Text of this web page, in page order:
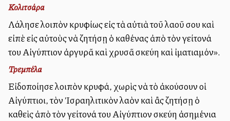
Κολιτσάρα
Λάλησε λοιπὸν κρυφίως εἰς τὰ αὐτιὰ τοῦ λαοῦ σου καὶ
εἰπὲ εἰς αὐτοὺς νὰ ζητήσῃ ὁ καθένας ἀπὸ τὸν γείτονά
του Αἰγύπτιον ἀργυρᾶ καὶ χρυσᾶ σκεύη καὶ ἰματιαμόν».
Τρεμπέλα
Εἰδοποίησε λοιπὸν κρυφά, χωρὶς νὰ τὸ ἀκούσουν οἱ
Αἰγύπτιοι, τὸν Ἰσραηλιτικὸν λαὸν καὶ ἂς ζητήσῃ ὁ
καθεὶς ἀπὸ τὸν γείτονά του Αἰγύπτιον σκεύη ἀσημένια